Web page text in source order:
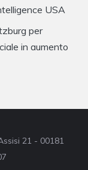
USA
per
in aumento
21 - 00181